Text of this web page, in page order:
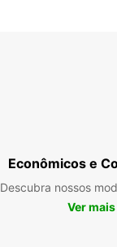
Econômicos e
Descubra nossos
Ver mais